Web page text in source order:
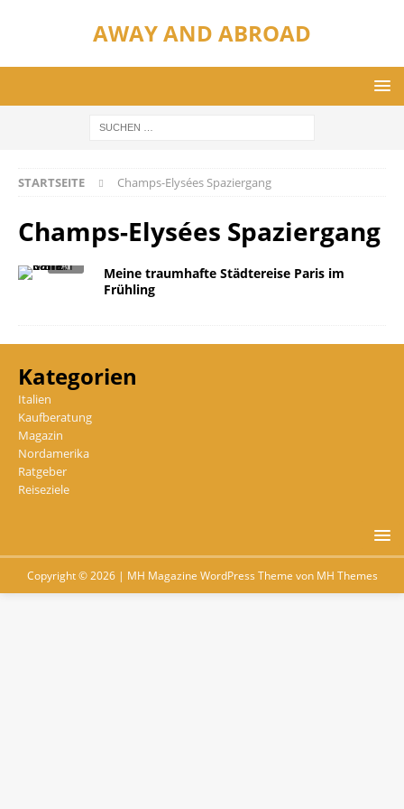
AWAY AND ABROAD
STARTSEITE Champs-Elysées Spaziergang
Champs-Elysées Spaziergang
Meine traumhafte Städtereise Paris im
Frühling
Kategorien
Italien
Kaufberatung
Magazin
Nordamerika
Ratgeber
Reiseziele
Copyright © 2026 | MH Magazine WordPress Theme von MH Themes